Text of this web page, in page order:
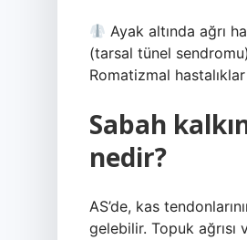
Ayak altında ağrı
(tarsal tünel
Romatizmal
Sabah
nedir?
AS’de, kas
gelebilir. Topuk